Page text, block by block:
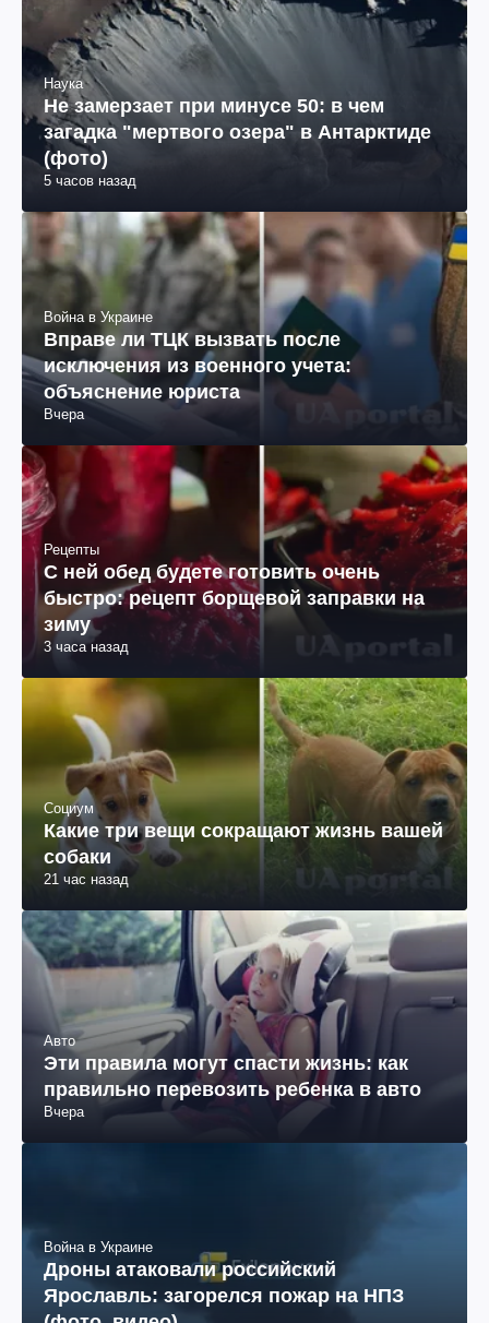
Наука
Не замерзает при минусе 50: в чем
загадка "мертвого озера" в Антарктиде
(фото)
5 часов назад
Война в Украине
Вправе ли ТЦК вызвать после
исключения из военного учета:
объяснение юриста
Вчера
Рецепты
С ней обед будете готовить очень
быстро: рецепт борщевой заправки на
зиму
3 часа назад
Социум
Какие три вещи сокращают жизнь вашей
собаки
21 час назад
Авто
Эти правила могут спасти жизнь: как
правильно перевозить ребенка в авто
Вчера
Война в Украине
Дроны атаковали российский
Ярославль: загорелся пожар на НПЗ